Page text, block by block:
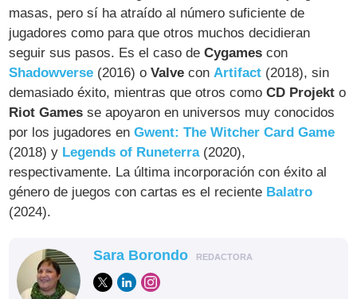
masas, pero sí ha atraído al número suficiente de
jugadores como para que otros muchos decidieran
seguir sus pasos. Es el caso deCygames con
Shadowverse (2016) oValve con Artifact (2018), sin
demasiado éxito, mientras que otros comoCD Projekt o
Riot Games se apoyaron en universos muy conocidos
por los jugadores enGwent: The Witcher Card Game
(2018) y Legends of Runeterra(2020),
respectivamente. La última incorporación con éxito al
género de juegos con cartas es el reciente Balatro
(2024).
Sara Borondo REDACTORA